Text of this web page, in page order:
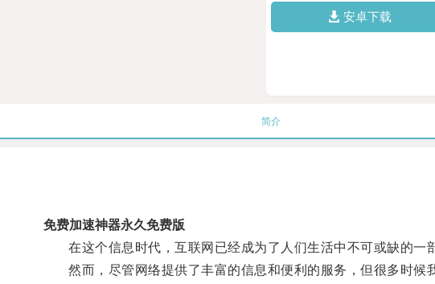
安卓下载
简介
免费加速神器永久免费版
在这个信息时代，互联网已经成为了人们生活中不可或缺的一
然而，尽管网络提供了丰富的信息和便利的服务，但很多时候